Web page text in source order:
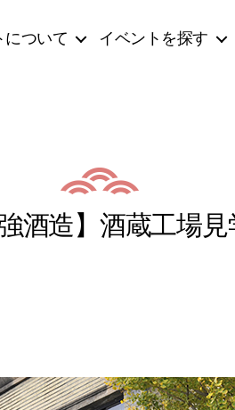
について イベントを探す
強酒造】酒蔵工場見